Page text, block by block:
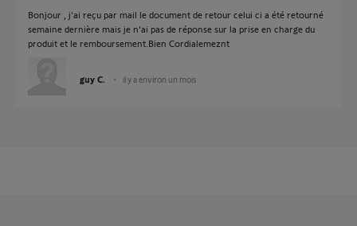
Bonjour , j'ai reçu par mail le document de retour celui ci a été retourné
semaine dernière mais je n'ai pas de réponse sur la prise en charge du
produit et le remboursement.Bien Cordialemeznt
guy C. il y a environ un mois